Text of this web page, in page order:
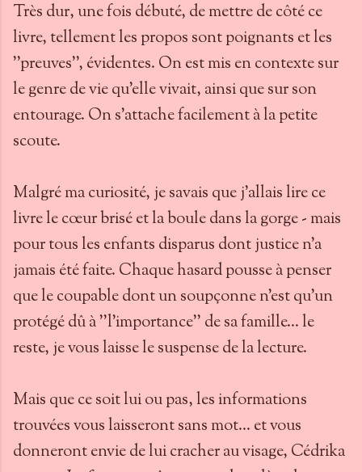
Très dur, une fois débuté, de mettre de côté ce
livre, tellement les propos sont poignants et les
''preuves'', évidentes. On est mis en contexte sur
le genre de vie qu'elle vivait, ainsi que sur son
entourage. On s'attache facilement à la petite
scoute.
Malgré ma curiosité, je savais que j'allais lire ce
livre le cœur brisé et la boule dans la gorge - mais
pour tous les enfants disparus dont justice n'a
jamais été faite. Chaque hasard pousse à penser
que le coupable dont un soupçonne n'est qu'un
protégé dû à ''l'importance'' de sa famille... le
reste, je vous laisse le suspense de la lecture.
Mais que ce soit lui ou pas, les informations
trouvées vous laisseront sans mot... et vous
donneront envie de lui cracher au visage, Cédrika